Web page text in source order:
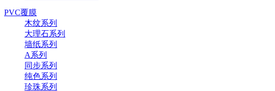
PVC覆膜
木纹系列
大理石系列
墙纸系列
A系列
同步系列
纯色系列
珍珠系列